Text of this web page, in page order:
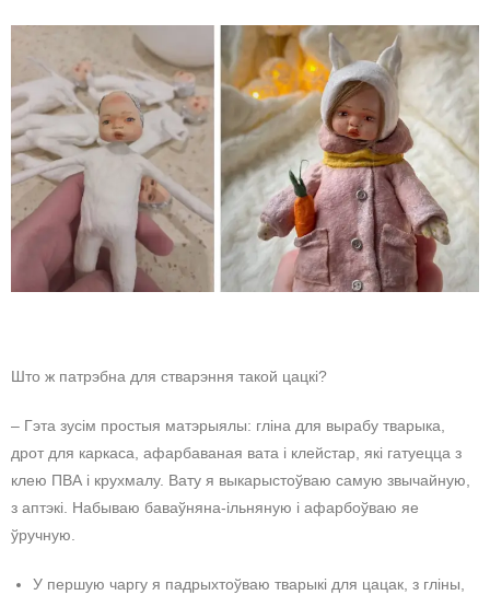
Што ж патрэбна для стварэння такой цацкі?
– Гэта зусім простыя матэрыялы: гліна для вырабу тварыка,
дрот для каркаса, афарбаваная вата і клейстар, які гатуецца з
клею ПВА і крухмалу. Вату я выкарыстоўваю самую звычайную,
з аптэкі. Набываю баваўняна-ільняную і афарбоўваю яе
ўручную.
У першую чаргу я падрыхтоўваю тварыкі для цацак, з гліны,